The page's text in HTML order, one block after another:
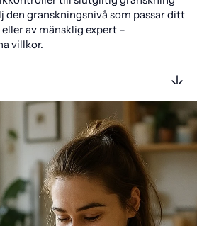
den granskningsnivå som passar ditt
av mänsklig expert –
villkor.